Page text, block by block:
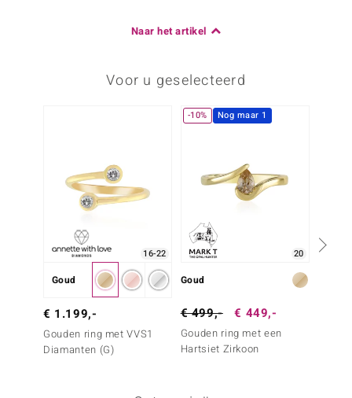
Naar het artikel
Voor u geselecteerd
16-22
Goud
€ 1.199,-
Gouden ring met VVS1
Diamanten (G)
-10% Nog maar 1
20
Goud
€ 499,- € 449,-
Gouden ring met een
Hartsiet Zirkoon